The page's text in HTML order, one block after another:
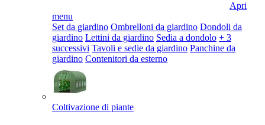
Apri
menu
Set da giardino Ombrelloni da giardino Dondoli da
giardino Lettini da giardino Sedia a dondolo + 3
successivi Tavoli e sedie da giardino Panchine da
giardino Contenitori da esterno
Coltivazione di piante